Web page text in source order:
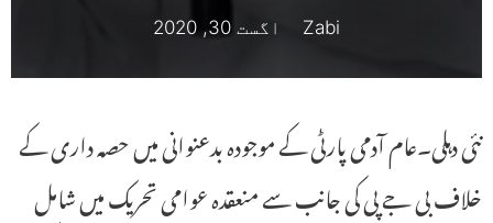
Zabi اگست 30, 2020
نئی دہلی۔عام آدمی پارٹی کے موجودہ بدعنوانی میں حصہ داری کے
خلاف بی جے پی کی جانب سے منعقدہ عوامی تحریک میں شامل